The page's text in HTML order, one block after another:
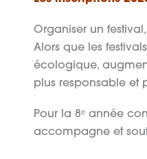
Organiser un festival,
Alors que les
écologique,
plus responsable et
Pour la 8ᵉ année
accompagne et